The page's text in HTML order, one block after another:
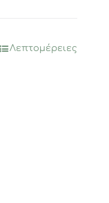
Λεπτομέρειες